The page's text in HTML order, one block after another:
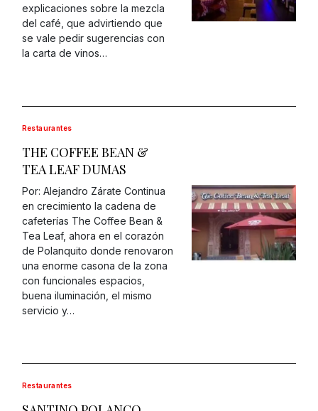
explicaciones sobre la mezcla
del café, que advirtiendo que
se vale pedir sugerencias con
la carta de vinos…
Restaurantes
THE COFFEE BEAN &
TEA LEAF DUMAS
Por: Alejandro Zárate Continua
en crecimiento la cadena de
cafeterías The Coffee Bean &
Tea Leaf, ahora en el corazón
de Polanquito donde renovaron
una enorme casona de la zona
con funcionales espacios,
buena iluminación, el mismo
servicio y…
Restaurantes